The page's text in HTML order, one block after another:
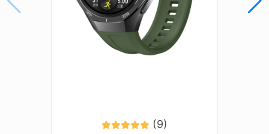
Amazfit GTR 4
Amazfit GTR Lite (47mm)
Amazfit Pace (46mm)
Galaxy Gear S3 (46mm)
(9)